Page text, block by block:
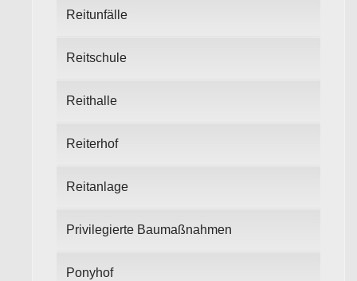
Reitunfälle
Reitschule
Reithalle
Reiterhof
Reitanlage
Privilegierte Baumaßnahmen
Ponyhof